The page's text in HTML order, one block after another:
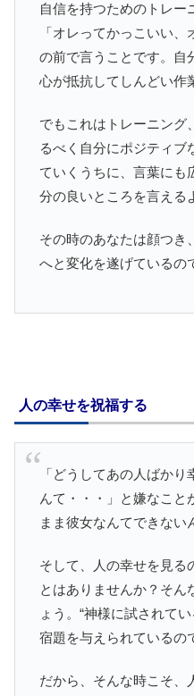
自信を持つためのトレー
「オレってかっこいい
の前で言うことです。自
心が抵抗してしんどい作
でもこれはトレーニング
るべく自分にポジティブ
ていくうちに、言葉にも
分の良いところを言える
その時のあなたは顔つき
へと変化を遂げているの
人の幸せを祝福する
「どうしてあの人ばか
んて・・・」と嫌なこと
まま彼女なんてできない
そして、人の幸せを見る
とはありませんか？そん
ょう。“神様に試されて
宿題を与えられているの
だから、そんな時こそ、